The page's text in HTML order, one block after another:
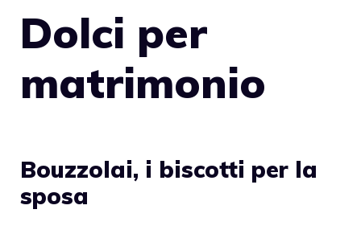
Dolci per
matrimonio
Bouzzolai, i biscotti per la
sposa